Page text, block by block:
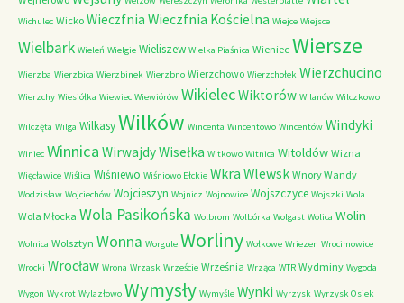
Wichulec Wicko Wieczfnia Wieczfnia Kościelna Wiejce Wiejsce
Wielbark Wieleń Wielgie Wieliszew Wielka Piaśnica Wieniec Wiersze
Wierzba Wierzbica Wierzbinek Wierzbno Wierzchowo Wierzchołek Wierzchucino
Wierzchy Wiesiółka Wiewiec Wiewiórów WikielecWiktorów Wilanów Wilczkowo
Wilczęta Wilga WilkasyWilków Wincenta Wincentowo Wincentów Windyki
Winiec Winnica WirwajdyWisełka Witkowo Witnica Witoldów Wizna
Więcławice Wiślica Wiśniewo Wiśniowo Ełckie Wkra Wlewsk Wnory Wandy
Wodzisław Wojciechów Wojcieszyn Wojnicz Wojnowice Wojszczyce Wojszki Wola
Wola Młocka Wola Pasikońska Wolbrom Wolbórka Wolgast Wolica Wolin
Wolnica Wolsztyn Wonna Worgule Worliny Wołkowe Wriezen Wrocimowice
Wrocki Wrocław Wrona Wrzask Wrzeście Września Wrząca WTR Wydminy Wygoda
Wygon Wykrot Wylazłowo Wymysły Wymyśle Wynki Wyrzysk Wyrzysk Osiek